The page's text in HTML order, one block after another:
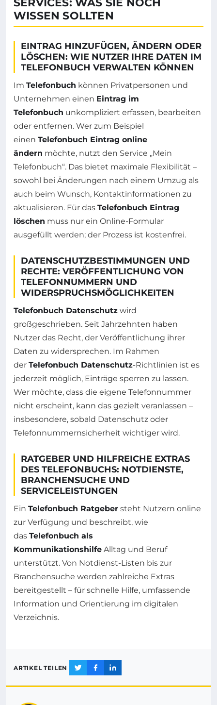
SERVICES: WAS SIE NOCH
WISSEN SOLLTEN
EINTRAG HINZUFÜGEN, ÄNDERN ODER
LÖSCHEN: WIE NUTZER IHRE DATEN IM
TELEFONBUCH VERWALTEN KÖNNEN
Im Telefonbuch können Privatpersonen und
Unternehmen einen Eintrag im
Telefonbuch unkompliziert erfassen, bearbeiten
oder entfernen. Wer zum Beispiel
einen Telefonbuch Eintrag online
ändern möchte, nutzt den Service „Mein
Telefonbuch“. Das bietet maximale Flexibilität –
sowohl bei Änderungen nach einem Umzug als
auch beim Wunsch, Kontaktinformationen zu
aktualisieren. Für das Telefonbuch Eintrag
löschen muss nur ein Online-Formular
ausgefüllt werden; der Prozess ist kostenfrei.
DATENSCHUTZBESTIMMUNGEN UND
RECHTE: VERÖFFENTLICHUNG VON
TELEFONNUMMERN UND
WIDERSPRUCHSMÖGLICHKEITEN
Telefonbuch Datenschutz wird
großgeschrieben. Seit Jahrzehnten haben
Nutzer das Recht, der Veröffentlichung ihrer
Daten zu widersprechen. Im Rahmen
der Telefonbuch Datenschutz-Richtlinien ist es
jederzeit möglich, Einträge sperren zu lassen.
Wer möchte, dass die eigene Telefonnummer
nicht erscheint, kann das gezielt veranlassen –
insbesondere, sobald Datenschutz oder
Telefonnummernsicherheit wichtiger wird.
RATGEBER UND HILFREICHE EXTRAS
DES TELEFONBUCHS: NOTDIENSTE,
BRANCHENSUCHE UND
SERVICELEISTUNGEN
Ein Telefonbuch Ratgeber steht Nutzern online
zur Verfügung und beschreibt, wie
das Telefonbuch als
Kommunikationshilfe Alltag und Beruf
unterstützt. Von Notdienst-Listen bis zur
Branchensuche werden zahlreiche Extras
bereitgestellt – für schnelle Hilfe, umfassende
Information und Orientierung im digitalen
Verzeichnis.
ARTIKEL TEILEN